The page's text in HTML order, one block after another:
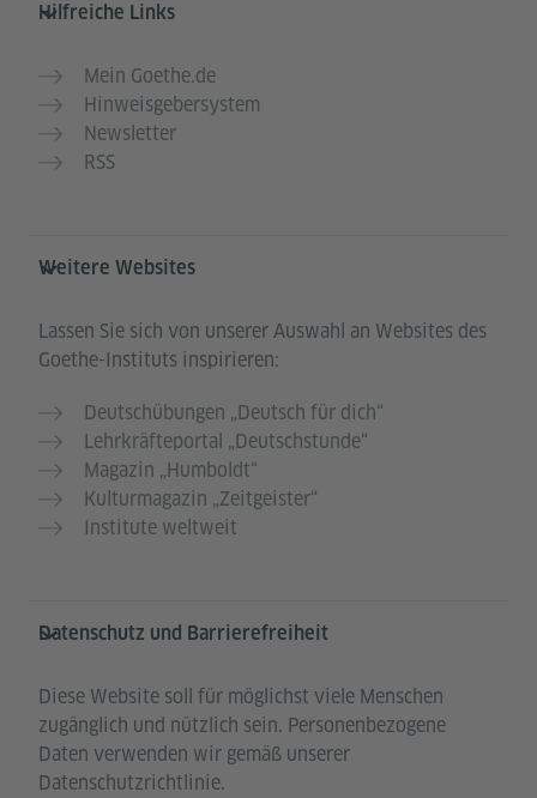
Hilfreiche Links
Mein Goethe.de
Hinweisgebersystem
Newsletter
RSS
Weitere Websites
Lassen Sie sich von unserer Auswahl an Websites des
Goethe-Instituts inspirieren:
Deutschübungen „Deutsch für dich“
Lehrkräfteportal „Deutschstunde“
Magazin „Humboldt“
Kulturmagazin „Zeitgeister“
Institute weltweit
Datenschutz und Barrierefreiheit
Diese Website soll für möglichst viele Menschen
zugänglich und nützlich sein. Personenbezogene
Daten verwenden wir gemäß unserer
Datenschutzrichtlinie.